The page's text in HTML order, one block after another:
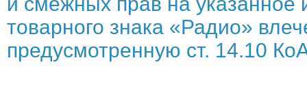
товарного знака «Радио»
предусмотренную ст. 14.10